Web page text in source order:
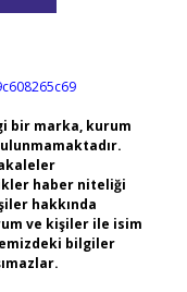
bir marka, kurum
haber niteliği
hakkında
ve kişiler ile isim
bilgiler